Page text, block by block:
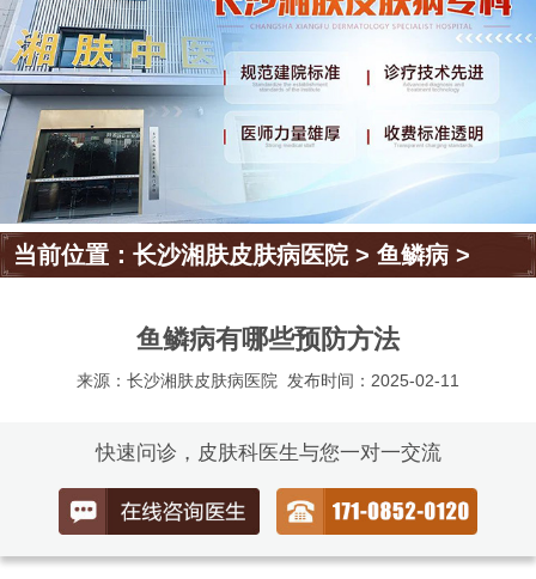
当前位置：长沙湘肤皮肤病医院>鱼鳞病 >
鱼鳞病有哪些预防方法
来源：长沙湘肤皮肤病医院 发布时间：2025-02-11
快速问诊，皮肤科医生与您一对一交流